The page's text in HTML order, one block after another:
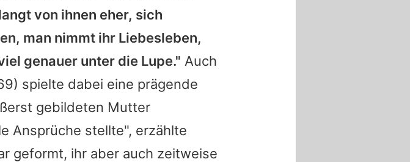
von ihnen eher, sich
man nimmt ihr Liebesleben,
genauer unter die Lupe." Auch
spielte dabei eine prägende
gebildeten Mutter
Ansprüche stellte", erzählte
geformt, ihr aber auch zeitweise